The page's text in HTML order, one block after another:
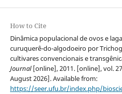
How to Cite
Dinâmica populacional de ovos e
curuquerê-do-algodoeiro por
cultivares convencionais e
Journal[online], 2011. [online], vol.
August 2026]. Available from:
https://seer.ufu.br/index.php/